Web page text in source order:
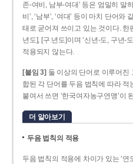
존­-여비, 남부-­여대’ 등은 엄밀히 말
비’, ‘남부’, ‘여대’ 등이 마치 단어
태로 굳어져 쓰이고 있는 것이다. 한
년도], [구ː년도]이며 ‘신년­-도, 구년-­
적용되지 않는다.
[붙임 3] 둘 이상의 단어로 이루어진
합된 각 단어를 두음 법칙에 따라 적
붙여서 쓰면 ‘한국여자농구연맹’이
더 알아보기
두음 법칙의 적용
두음 법칙의 적용에 차이가 있는 ‘연